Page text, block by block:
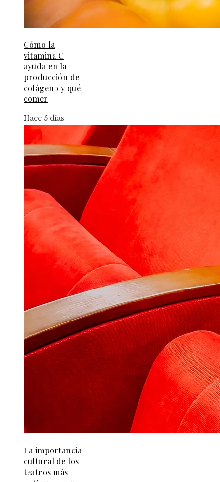
Cómo la
vitamina C
ayuda en la
producción de
colágeno y qué
comer
Hace 5 días
La importancia
cultural de los
teatros más